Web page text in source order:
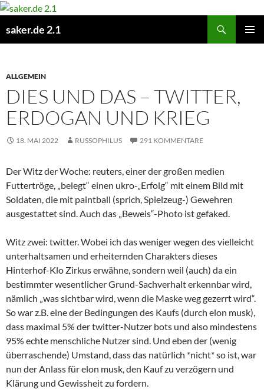
Zum
springen
saker.de 2.1
ALLGEMEIN
DIES UND DAS – TWITTER,
ERDOGAN UND KRIEG
18. MAI 2022 RUSSOPHILUS 291 KOMMENTARE
Der Witz der Woche: reuters, einer der großen medien
Futtertröge, „belegt“ einen ukro-„Erfolg“ mit einem Bild mit
Soldaten, die mit paintball (sprich, Spielzeug-) Gewehren
ausgestattet sind. Auch das „Beweis“-Photo ist gefaked.
Witz zwei: twitter. Wobei ich das weniger wegen des vielleicht
unterhaltsamen und erheiternden Charakters dieses
Hinterhof-Klo Zirkus erwähne, sondern weil (auch) da ein
bestimmter wesentlicher Grund-Sachverhalt erkennbar wird,
nämlich „was sichtbar wird, wenn die Maske weg gezerrt wird“.
So war z.B. eine der Bedingungen des Kaufs (durch elon musk),
dass maximal 5% der twitter-Nutzer bots und also mindestens
95% echte menschliche Nutzer sind. Und eben der (wenig
überraschende) Umstand, dass das natürlich *nicht* so ist, war
nun der Anlass für elon musk, den Kauf zu verzögern und
Klärung und Gewissheit zu fordern.